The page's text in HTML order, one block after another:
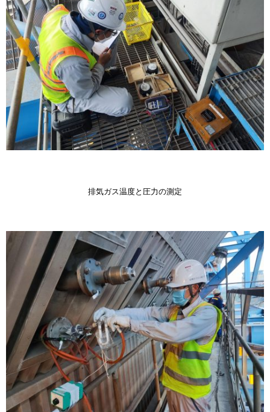
排気ガス温度と圧力の測定